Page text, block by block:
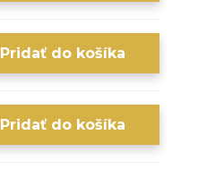
Pridať do košíka
Pridať do košíka